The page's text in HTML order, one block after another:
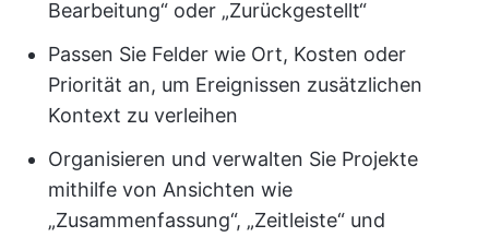
Bearbeitung“ oder „Zurückgestellt“
Passen Sie Felder wie Ort, Kosten oder
Priorität an, um Ereignissen zusätzlichen
Kontext zu verleihen
Organisieren und verwalten Sie Projekte
mithilfe von Ansichten wie
„Zusammenfassung“, „Zeitleiste“ und